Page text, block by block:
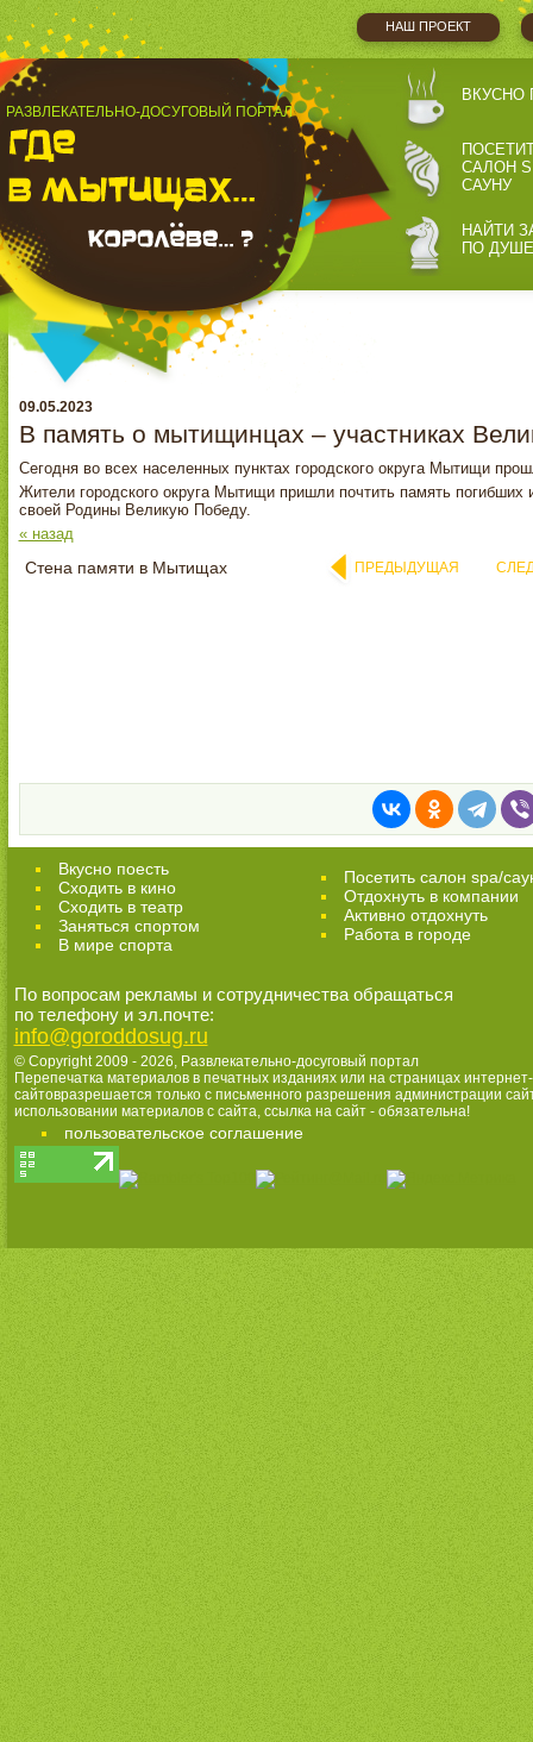
НАШ ПРОЕКТ
РАЗВЛЕКАТЕЛЬНО-ДОСУГОВЫЙ ПОРТАЛ
ВКУСНО
САЛОН
САУНУ
НАЙТИ
ПО ДУШЕ
09.05.2023
В память о мытищинцах – участниках
Сегодня во всех населенных пунктах городского округа Мытищи
Жители городского округа Мытищи пришли почтить память
своей Родины Великую Победу.
« назад
Стена памяти в Мытищах ПРЕДЫДУЩАЯ
Вкусно поесть
Сходить в кино
Cходить в театр
Заняться спортом
В мире спорта
Посетить салон spa/
Отдохнуть в компании
Активно отдохнуть
Работа в городе
По вопросам рекламы и сотрудничества обращаться
по телефону и эл.почте:
info@goroddosug.ru
© Copyright 2009 - 2026, Развлекательно-досуговый портал
Перепечатка материалов в печатных изданиях или на страницах интернет-
сайтовразрешается только с письменного разрешения администрации
использовании материалов с сайта, ссылка на сайт - обязательна!
пользовательское соглашение